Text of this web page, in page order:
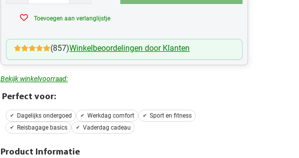
Toevoegen aan verlanglijstje
(857)Winkelbeoordelingen door Klanten
Bekijk winkelvoorraad:
Perfect voor:
Dagelijks ondergoed Werkdag comfort
Sport en fitness
Reisbagage basics
Vaderdag cadeau
Product Informatie